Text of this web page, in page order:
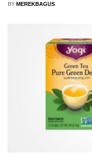
BY MEREKBAGUS